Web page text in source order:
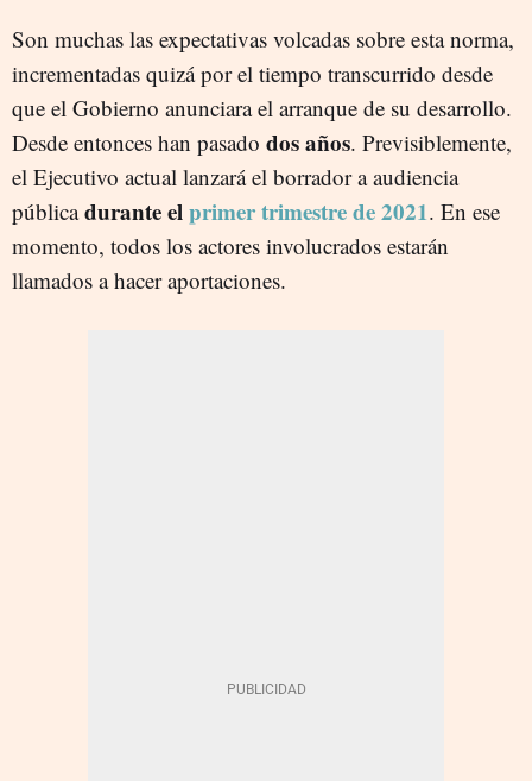
Son muchas las expectativas volcadas sobre esta norma,
incrementadas quizá por el tiempo transcurrido desde
que el Gobierno anunciara el arranque de su desarrollo.
Desde entonces han pasado dos años. Previsiblemente,
el Ejecutivo actual lanzará el borrador a audiencia
públicadurante elprimer trimestre de 2021. En ese
momento, todos los actores involucrados estarán
llamados a hacer aportaciones.